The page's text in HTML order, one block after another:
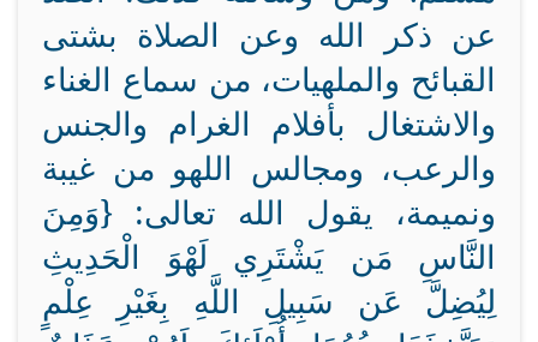
عن ذكر الله وعن الصلاة بشتى
القبائح والملهيات، من سماع الغناء
والاشتغال بأفلام الغرام والجنس
والرعب، ومجالس اللهو من غيبة
ونميمة، يقول الله تعالى: {وَمِنَ
النَّاسِ مَن يَشْتَرِي لَهْوَ الْحَدِيثِ
لِيُضِلَّ عَن سَبِيلِ اللَّهِ بِغَيْرِ عِلْمٍ